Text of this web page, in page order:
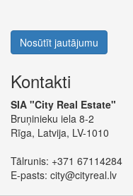
Nosūtīt jautājumu
Kontakti
SIA "City Real Estate"
Bruņinieku iela 8-2
Rīga, Latvija, LV-1010
Tālrunis: +371 67114284
E-pasts: city@cityreal.lv